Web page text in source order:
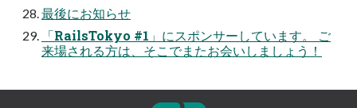
最後にお知らせ
「RailsTokyo #1」にスポンサーしています。 ご
来場される方は、そこでまたお会いしましょう！